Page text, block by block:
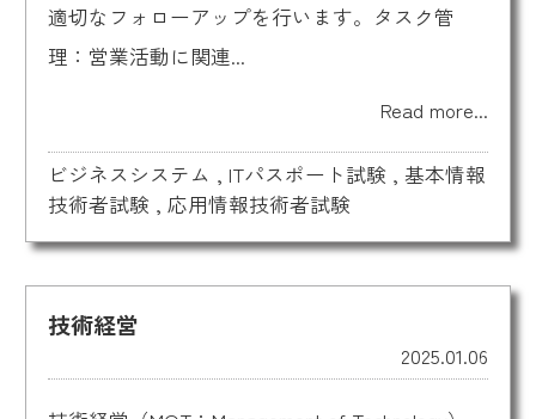
適切なフォローアップを行います。タスク管
理：営業活動に関連...
Read more...
ビジネスシステム , ITパスポート試験 , 基本情報
技術者試験 , 応用情報技術者試験
技術経営
2025.01.06